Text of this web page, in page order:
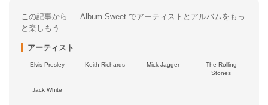
この記事から — Album Sweet でアーティストとアルバムをもっ
と楽しもう
アーティスト
Elvis Presley Keith Richards Mick Jagger
The Rolling
Stones
Jack White